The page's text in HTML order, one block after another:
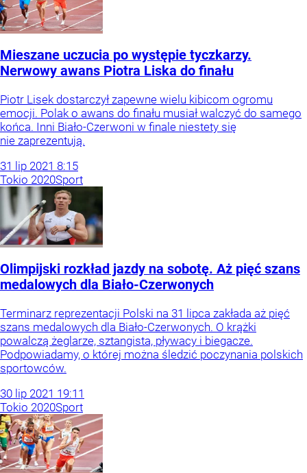
Mieszane uczucia po występie tyczkarzy.
Nerwowy awans Piotra Liska do finału
Piotr Lisek dostarczył zapewne wielu kibicom ogromu
emocji. Polak o awans do finału musiał walczyć do samego
końca. Inni Biało-Czerwoni w finale niestety się
nie zaprezentują.
31 lip 2021 8:15
Tokio 2020Sport
Olimpijski rozkład jazdy na sobotę. Aż pięć szans
medalowych dla Biało-Czerwonych
Terminarz reprezentacji Polski na 31 lipca zakłada aż pięć
szans medalowych dla Biało-Czerwonych. O krążki
powalczą żeglarze, sztangista, pływacy i biegacze.
Podpowiadamy, o której można śledzić poczynania polskich
sportowców.
30 lip 2021 19:11
Tokio 2020Sport